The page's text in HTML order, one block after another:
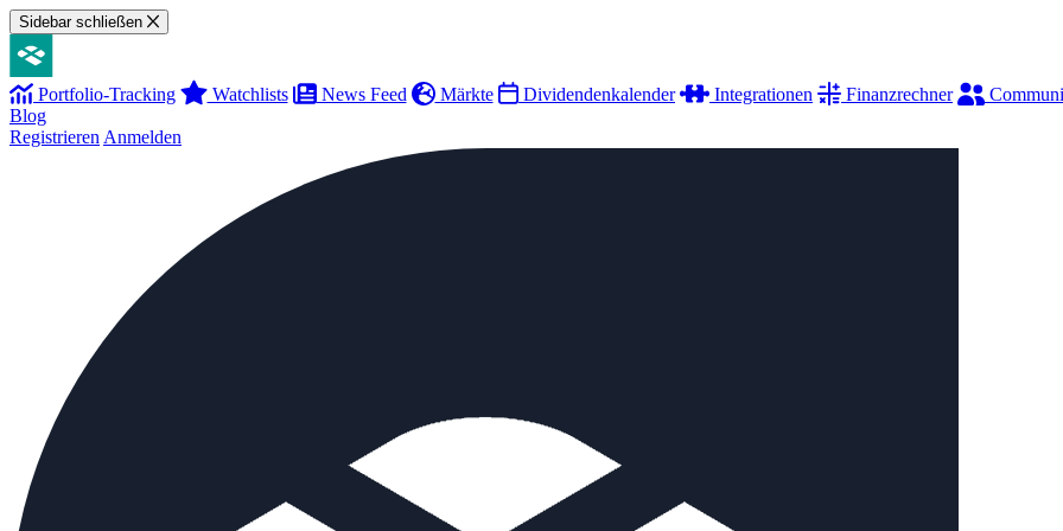
Sidebar schließen
Portfolio-Tracking Watchlists News Feed Märkte Dividendenkalender Integrationen Finanzrechner
Blog
Registrieren Anmelden